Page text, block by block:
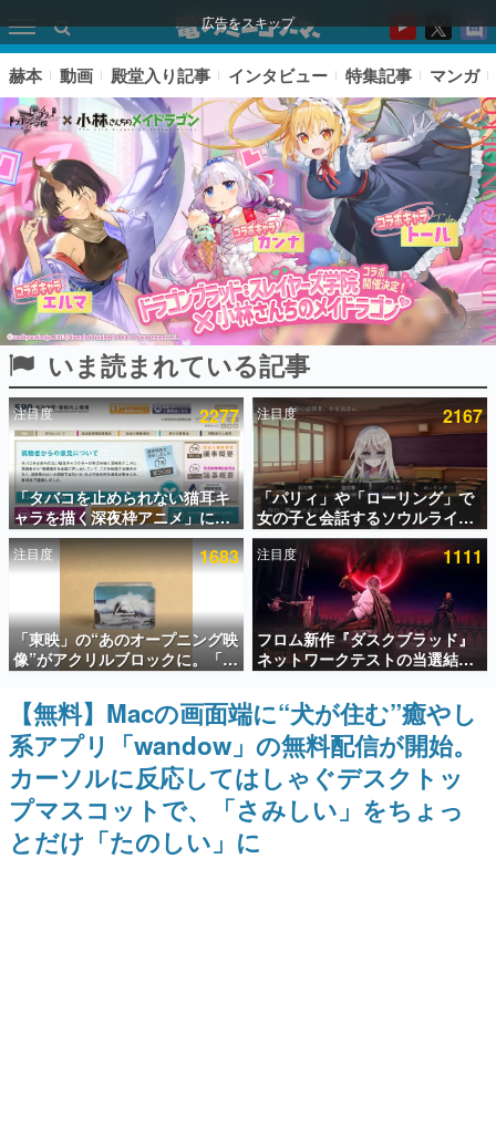
広告をスキップ
ピックアップ
電ファミのいま読まれている記事ランキング
アプリセール情報
インタビュー
連載・特集一覧
殿堂入り記事
SNS拡散数が数千以上！ ページビュー数万以上！ などな
ど。多くの人々に読まれた、電ファミ渾身の“殿堂入り”記
事をまとめました。
ゲームの企画書
名作ゲームクリエイターの方々に製作時のエピソードをお
聞きし、ヒットする企画（ゲーム）とは何か？を探ってい
きます。
赫本
この物語を解いてはいけない。『赫本』は、〈試験問題〉
の形をした短編ホラー小説集です。
赫本 動画 殿堂入り記事 インタビュー 特集記事 マンガ
いま読まれている記事
注目度 2277
「タバコを止められない猫耳キ
ャラを描く深夜枠アニメ」に視
聴者の一部から批判意見。違法
薬物の使用と思しき描写も含め
て、BPOが議論を交わす
注目度 2167
「パリィ」や「ローリング」で
女の子と会話するソウルライク
恋愛ゲーム『小早川さんはソウ
ルライク』無料公開。返事に失
敗すると「YOU DIED」
注目度 1683
「東映」の“あのオープニング映
像”がアクリルブロックに。「東
映ヒストリカル グッズコレクシ
ョン」が8月下旬より発売
注目度 1111
フロム新作『ダスクブラッド』
ネットワークテストの当選結果
が8月7日22時に発表。応募サイ
トのマイページから確認可能、
テスト実施は8月21日～24日
【無料】Macの画面端に“犬が住む”癒やし
系アプリ「wandow」の無料配信が開始。
カーソルに反応してはしゃぐデスクトッ
プマスコットで、「さみしい」をちょっ
とだけ「たのしい」に